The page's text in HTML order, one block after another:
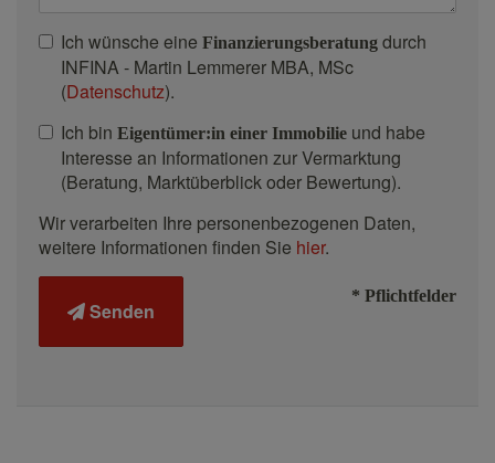
Ich wünsche eine Finanzierungsberatung durch
INFINA - Martin Lemmerer MBA, MSc
(Datenschutz).
Ich bin Eigentümer:in einer Immobilie und habe
Interesse an Informationen zur Vermarktung
(Beratung, Marktüberblick oder Bewertung).
Wir verarbeiten Ihre personenbezogenen Daten,
weitere Informationen finden Sie hier.
Senden
* Pflichtfelder